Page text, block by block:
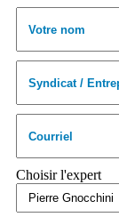
Choisir l'expert